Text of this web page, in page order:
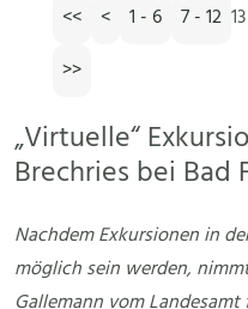
<<
< 1 - 6 7 - 12
>>
„Virtuelle“
Brechries bei Bad
Nachdem Exkursionen in
möglich sein werden,
Gallemann vom